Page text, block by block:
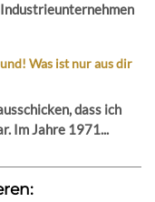
Was ist nur aus dir
dass ich
Im Jahre 1971...